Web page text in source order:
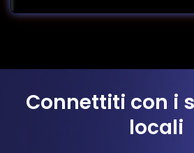
Connettiti con i
locali